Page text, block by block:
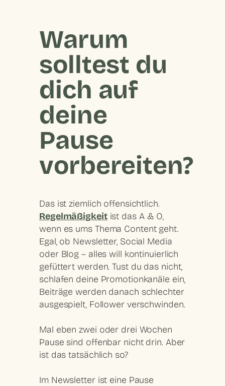
Warum
solltest du
dich auf
deine
Pause
vorbereiten?
Das ist ziemlich offensichtlich.
Regelmäßigkeitist das A & O,
wenn es ums Thema Content geht.
Egal, ob Newsletter, Social Media
oder Blog – alles will kontinuierlich
gefüttert werden. Tust du das nicht,
schlafen deine Promotionkanäle ein,
Beiträge werden danach schlechter
ausgespielt, Follower verschwinden.
Mal eben zwei oder drei Wochen
Pause sind offenbar nicht drin. Aber
ist das tatsächlich so?
Im Newsletter ist eine Pause